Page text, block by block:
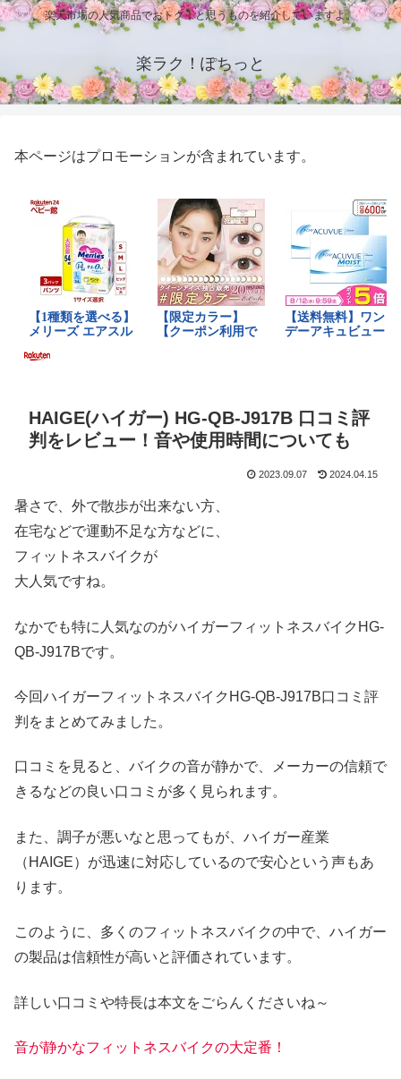
楽天市場の人気商品でおトク！と思うものを紹介していますよ。
楽ラク！ぽちっと
本ページはプロモーションが含まれています。
HAIGE(ハイガー) HG-QB-J917B 口コミ評
判をレビュー！音や使用時間についても
2023.09.07 2024.04.15
暑さで、外で散歩が出来ない方、
在宅などで運動不足な方などに、
フィットネスバイクが
大人気ですね。
なかでも特に人気なのがハイガーフィットネスバイクHG-
QB-J917Bです。
今回ハイガーフィットネスバイクHG-QB-J917B口コミ評
判をまとめてみました。
口コミを見ると、バイクの音が静かで、メーカーの信頼で
きるなどの良い口コミが多く見られます。
また、調子が悪いなと思ってもが、ハイガー産業
（HAIGE）が迅速に対応しているので安心という声もあ
ります。
このように、多くのフィットネスバイクの中で、ハイガー
の製品は信頼性が高いと評価されています。
詳しい口コミや特長は本文をごらんくださいね～
音が静かなフィットネスバイクの大定番！